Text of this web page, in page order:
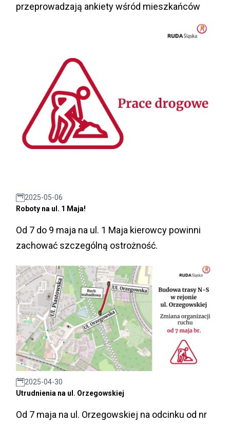
przeprowadzają ankiety wśród mieszkańców
2025-05-06
Roboty na ul. 1 Maja!
Od 7 do 9 maja na ul. 1 Maja kierowcy powinni
zachować szczególną ostrożność.
2025-04-30
Utrudnienia na ul. Orzegowskiej
Od 7 maja na ul. Orzegowskiej na odcinku od nr